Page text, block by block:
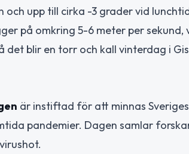
upp till cirka -3 grader vid
på omkring 5-6 meter per sekund,
det blir en torr och kall vinterdag i
är instiftad för att minnas
pandemier. Dagen samlar